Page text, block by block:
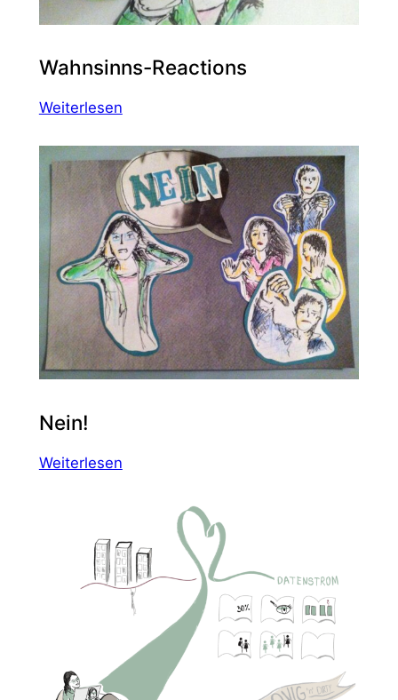
Wahnsinns-Reactions
Weiterlesen:
Reactions
Nein!
Weiterlesen: